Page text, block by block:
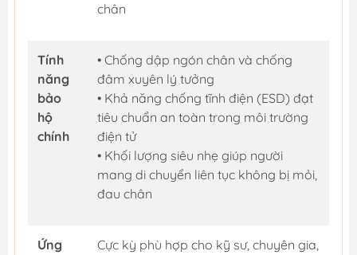
chân
Tính
năng
bảo
hộ
chính
• Chống dập ngón chân và chống
đâm xuyên lý tưởng
• Khả năng chống tĩnh điện (ESD) đạt
tiêu chuẩn an toàn trong môi trường
điện tử
• Khối lượng siêu nhẹ giúp người
mang di chuyển liên tục không bị mỏi,
đau chân
Ứng
Cực kỳ phù hợp cho kỹ sư, chuyên gia,